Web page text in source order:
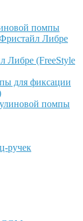
помпы
Либре
Либре (FreeStyle
для фиксации
помпы
ручек